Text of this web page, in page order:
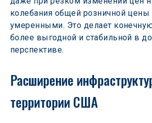
колебания общей розничной цены
умеренными. Это делает
более выгодной и стабильной в
перспективе.
Расширение
территории США